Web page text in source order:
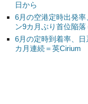
日から
6月の空港定時出発
ン9カ月ぶり首位陥
6月の定時到着率、
カ月連続＝英Cirium